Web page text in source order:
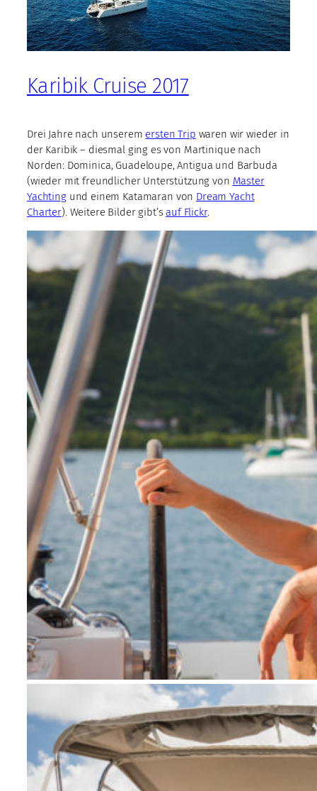
Karibik Cruise 2017
Drei Jahre nach unserem ersten Trip waren wir wieder in
der Karibik – diesmal ging es von Martinique nach
Norden: Dominica, Guadeloupe, Antigua und Barbuda
(wieder mit freundlicher Unterstützung von Master
Yachtingund einem Katamaran von Dream Yacht
Charter). Weitere Bilder gibt’sauf Flickr.